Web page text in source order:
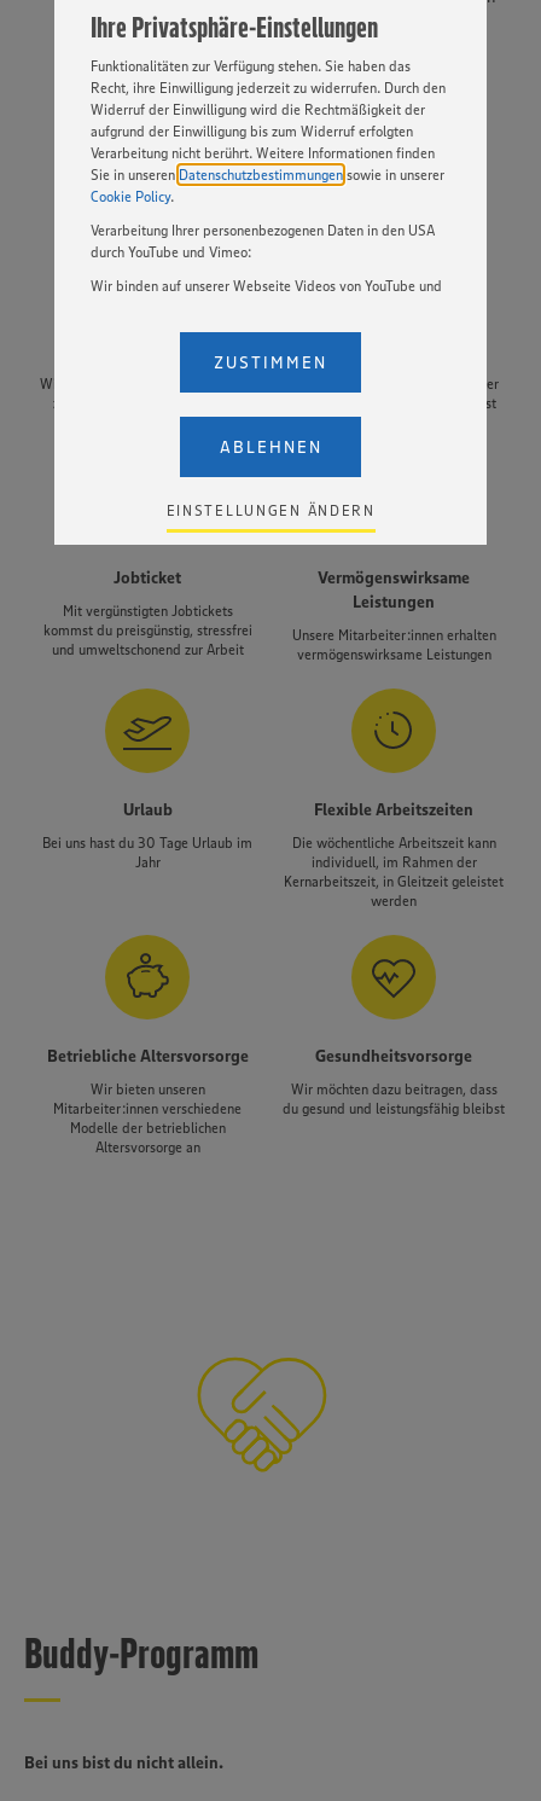
Ihre Privatsphäre-Einstellungen
„EINSTELLUNGEN ÄNDERN”. Bitte beachten Sie, dass auf
Basis Ihrer Einstellungen ggf. nicht mehr alle
Funktionalitäten zur Verfügung stehen. Sie haben das
Recht, ihre Einwilligung jederzeit zu widerrufen. Durch den
Widerruf der Einwilligung wird die Rechtmäßigkeit der
aufgrund der Einwilligung bis zum Widerruf erfolgten
Verarbeitung nicht berührt. Weitere Informationen finden
Sie in unseren Datenschutzbestimmungen sowie in unserer
Cookie Policy.
Verarbeitung Ihrer personenbezogenen Daten in den USA
durch YouTube und Vimeo:
Wir binden auf unserer Webseite Videos von YouTube und
Einstellungen bezüglich YouTube und Vimeo zu ändern,
ein, dass Ihre Daten (IP-Adresse, Zeitstempel, ggf.
Nutzerverhalten auf unserer Webseite) an die Anbieter der
Dienste YouTube und Vimeo in den USA übermittelt und
dort verarbeitet werden. Der EuGH sieht die USA als Land
angemessenen Datenschutzniveau an. Es besteht das
Risiko eines Zugriffs durch US-amerikanische Behörden.
Zudem wissen wir nicht genau, wie die Anbieter der
genannten Dienste Ihre Daten verarbeiten. Weitere
Informationen zur Nutzung der Dienste finden Sie in
unseren Datenschutzhinweisen sowie in unserer Cookie
Policy unter den Stichworten „YouTube” und „Vimeo”.
EINSTELLUNGEN ÄNDERN
ABLEHNEN
ZUSTIMMEN
Wir bieten dir:
Wir bieten zahlreiche Möglichkeiten
zur persönlichen und fachlichen
Weiterbildung
Für das täglich frische Essen in der
firmeneigenen Kantine bekommst
du einen Zuschuss
Jobticket
Mit vergünstigten Jobtickets
kommst du preisgünstig, stressfrei
und umweltschonend zur Arbeit
Vermögenswirksame
Leistungen
Unsere Mitarbeiter:innen erhalten
vermögenswirksame Leistungen
Urlaub
Bei uns hast du 30 Tage Urlaub im
Jahr
Flexible Arbeitszeiten
Die wöchentliche Arbeitszeit kann
individuell, im Rahmen der
Kernarbeitszeit, in Gleitzeit geleistet
werden
Betriebliche Altersvorsorge
Wir bieten unseren
Mitarbeiter:innen verschiedene
Modelle der betrieblichen
Altersvorsorge an
Gesundheitsvorsorge
Wir möchten dazu beitragen, dass
du gesund und leistungsfähig bleibst
Buddy-Programm
Bei uns bist du nicht allein.